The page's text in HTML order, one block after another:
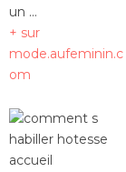
un …
+ sur
mode.aufeminin.c
om